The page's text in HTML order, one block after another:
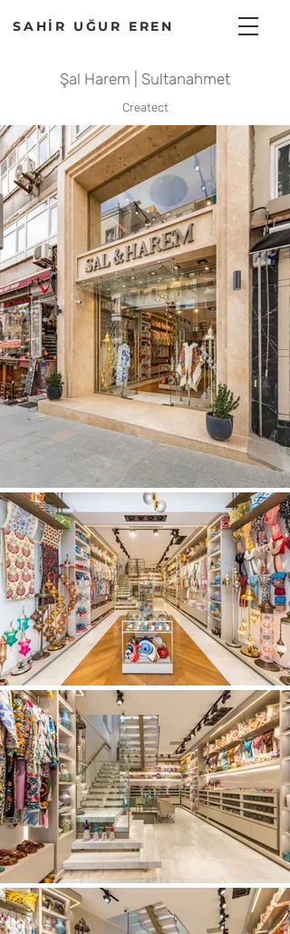
SAHİR UĞUR EREN
Şal Harem | Sultanahmet
Createct